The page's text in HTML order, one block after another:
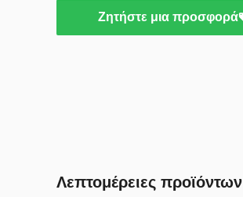
Ζητήστε μια προσφορά
Λεπτομέρειες προϊόντων